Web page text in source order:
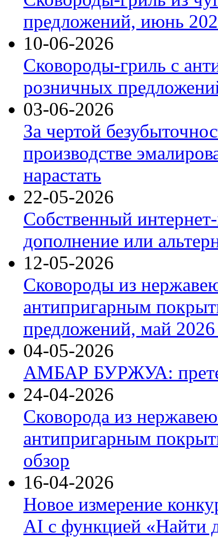
предложений, июнь
10-06-2026
Сковороды-гриль с
розничных
03-06-2026
За чертой
производстве
нарастать
22-05-2026
Собственный
дополнение или
12-05-2026
Сковороды из
антипригарным
предложений, май 2026
04-05-2026
АМБАР БУРЖУА:
24-04-2026
Сковорода из
антипригарным
обзор
16-04-2026
Новое измерение
AI с функцией «Найти